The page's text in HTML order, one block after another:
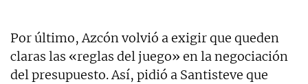
Por último, Azcón volvió a exigir que queden
claras las «reglas del juego» en la negociación
del presupuesto. Así, pidió a Santisteve que